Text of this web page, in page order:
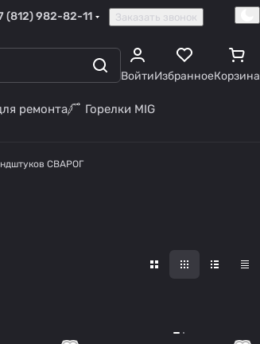
(812) 982-82-11 Заказать звонок
ВойтиИзбранноеКорзина
ремонта Горелки MIG
СВАРОГ